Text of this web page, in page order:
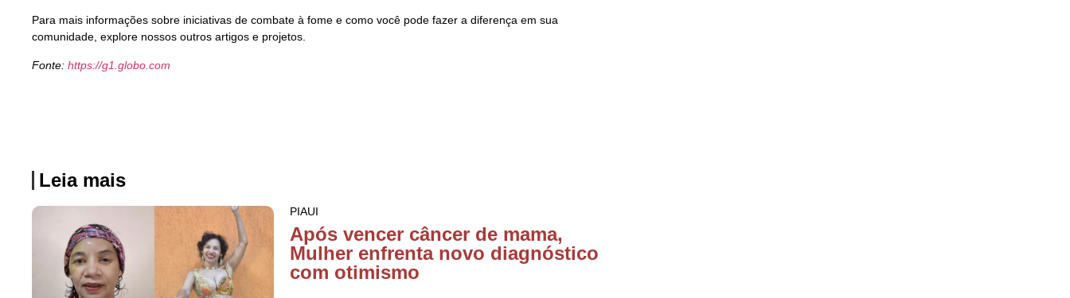
Para mais informações sobre iniciativas de combate à fome e como você pode fazer a diferença em sua
comunidade, explore nossos outros artigos e projetos.
Fonte: https://g1.globo.com
Leia mais
PIAUI
Após vencer câncer de mama,
Mulher enfrenta novo diagnóstico
com otimismo